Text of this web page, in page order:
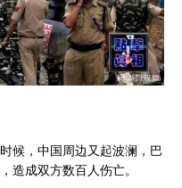
候，中国周边又起波澜，巴
造成双方数百人伤亡。